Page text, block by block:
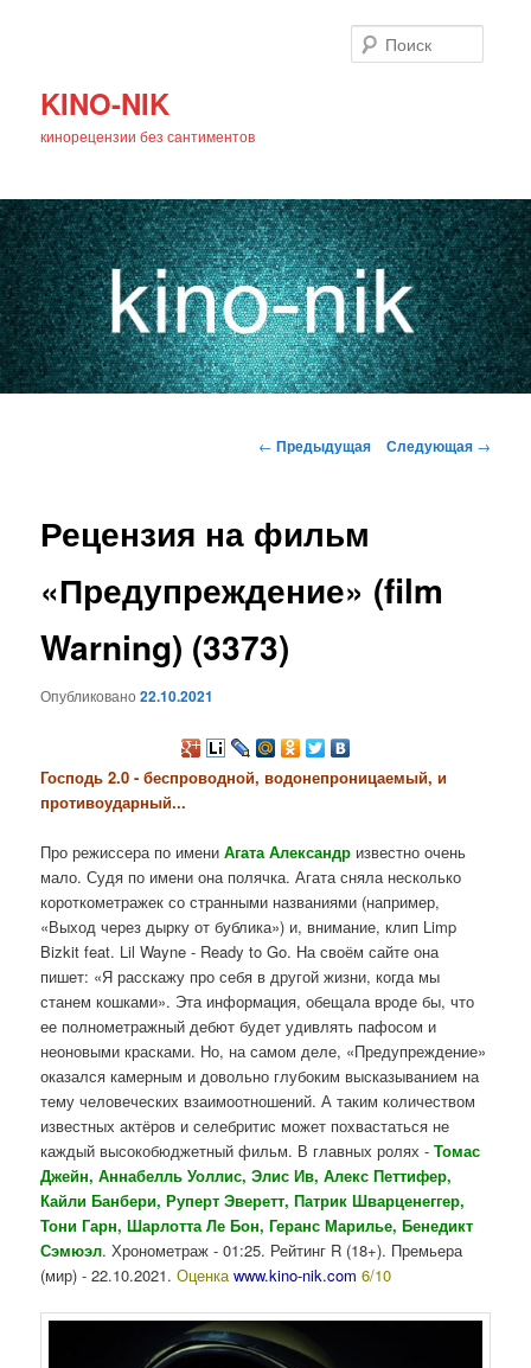
KINO-NIK
кинорецензии без сантиментов
основному
Навигация
← Предыдущая Следующая →
Рецензия на фильм
«Предупреждение» (film
Warning) (3373)
Опубликовано22.10.2021
Господь 2.0 - беспроводной, водонепроницаемый, и
противоударный...
Про режиссера по имениАгата Александр известно очень
мало. Судя по имени она полячка. Агата сняла несколько
короткометражек со странными названиями (например,
«Выход через дырку от бублика») и, внимание, клип Limp
Bizkit feat. Lil Wayne - Ready to Go. На своём сайте она
пишет: «Я расскажу про себя в другой жизни, когда мы
станем кошками». Эта информация, обещала вроде бы, что
ее полнометражный дебют будет удивлять пафосом и
неоновыми красками. Но, на самом деле, «Предупреждение»
оказался камерным и довольно глубоким высказыванием на
тему человеческих взаимоотношений. А таким количеством
известных актёров и селебритис может похвастаться не
каждый высокобюджетный фильм. В главных ролях -Томас
Джейн, Аннабелль Уоллис, Элис Ив, Алекс Петтифер,
Кайли Банбери, Руперт Эверетт, Патрик Шварценеггер,
Тони Гарн, Шарлотта Ле Бон, Геранс Марилье, Бенедикт
Сэмюэл. Хронометраж - 01:25. Рейтинг R (18+). Премьера
(мир) - 22.10.2021.Оценкаwww.kino-nik.com 6/10